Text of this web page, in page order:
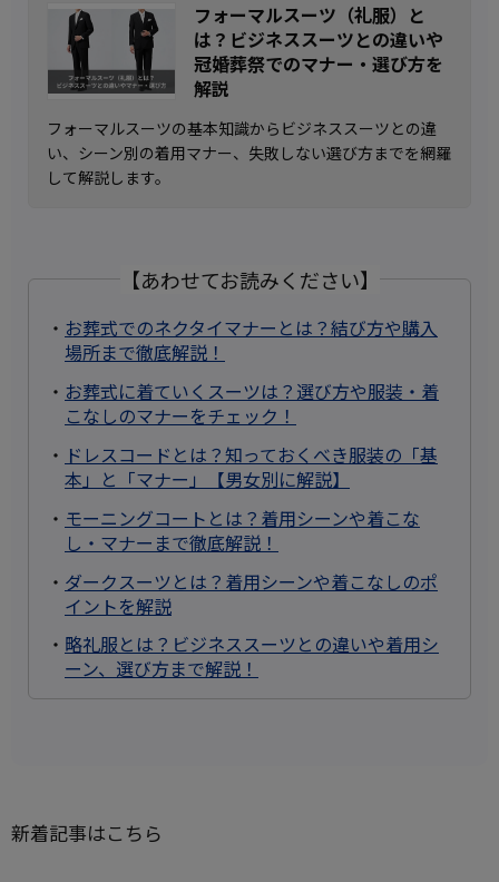
フォーマルスーツ（礼服）と
は？ビジネススーツとの違いや
冠婚葬祭でのマナー・選び方を
解説
フォーマルスーツの基本知識からビジネススーツとの違
い、シーン別の着用マナー、失敗しない選び方までを網羅
して解説します。
【あわせてお読みください】
・ お葬式でのネクタイマナーとは？結び方や購入
場所まで徹底解説！
・ お葬式に着ていくスーツは？選び方や服装・着
こなしのマナーをチェック！
・ ドレスコードとは？知っておくべき服装の「基
本」と「マナー」【男女別に解説】
・ モーニングコートとは？着用シーンや着こな
し・マナーまで徹底解説！
・ ダークスーツとは？着用シーンや着こなしのポ
イントを解説
・ 略礼服とは？ビジネススーツとの違いや着用シ
ーン、選び方まで解説！
新着記事はこちら